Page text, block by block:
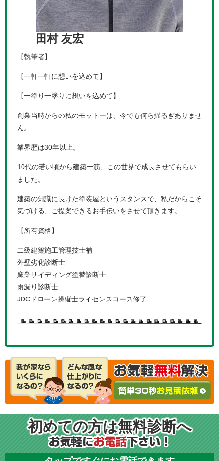
田村 友宏
【執筆者】
【一軒一軒に想いを込めて】
【一塗り一塗りに想いを込めて】
創業当時からの私のモットーは、今でも何ら揺るぎありませ
ん。
業界歴は30年以上。
10代の若い頃から建築一筋、この世界で成長させてもらい
ました。
建築の知識に長けた塗装屋というスタンスで、私だからこそ
気づける、ご提案できるお手伝いをさせて頂きます。
【所有資格】
二級建築施工管理技士補
外壁劣化診断士
窯業サイディング塗替診断士
雨漏り診断士
JDCドローン操縦士ライセンスコース修了
初めての方は無料診断へ